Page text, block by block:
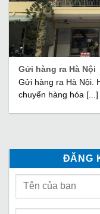
Gửi hàng ra Hà Nội
Gửi hàng ra Hà Nội.
chuyển hàng hóa [...]
ĐĂNG